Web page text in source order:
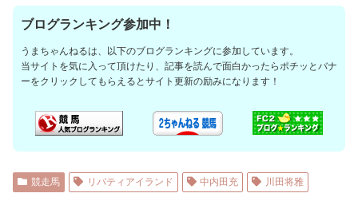
ブログランキング参加中！
うまちゃんねるは、以下のブログランキングに参加しています。
当サイトを気に入って頂けたり、記事を読んで面白かったらポチッとバナ
ーをクリックしてもらえるとサイト更新の励みになります！
競走馬 リバティアイランド 中内田充 川田将雅